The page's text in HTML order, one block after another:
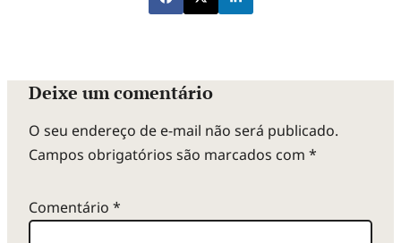
Deixe um comentário
O seu endereço de e-mail não será publicado.
Campos obrigatórios são marcados com *
Comentário *